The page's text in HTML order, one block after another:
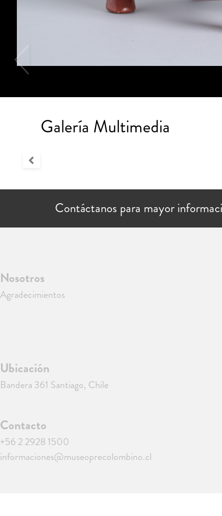
Galería Multimedia
Contáctanos para mayor
Nosotros
Agradecimientos
Ubicación
Bandera 361 Santiago, Chile
Contacto
+56 2 2928 1500
informaciones@museoprecolombino.cl